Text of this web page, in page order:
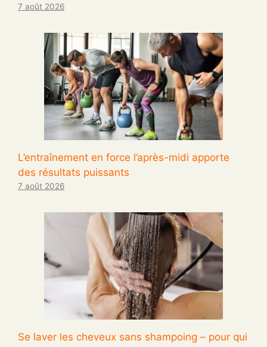
7 août 2026
L’entraînement en force l’après-midi apporte
des résultats puissants
7 août 2026
Se laver les cheveux sans shampoing – pour qui